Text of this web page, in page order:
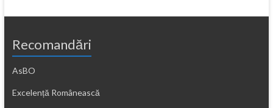
Recomandări
AsBO
Excelență Românească